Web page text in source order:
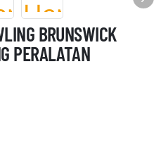
BRUNSWICK
PERALATAN